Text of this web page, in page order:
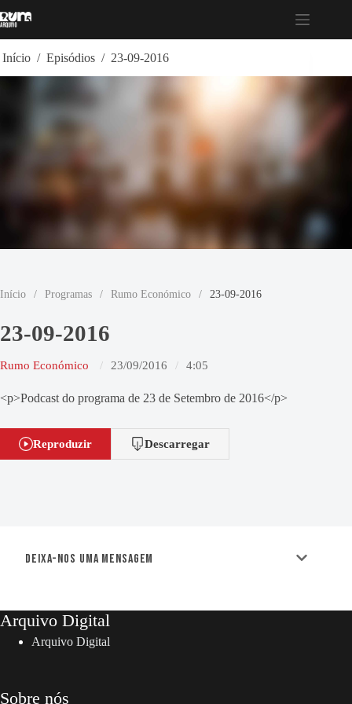
para
Início / Episódios / 23-09-2016
Início / Programas / Rumo Económico / 23-09-2016
23-09-2016
Rumo Económico 23/09/2016 4:05
<p>Podcast do programa de 23 de Setembro de 2016</p>
Reproduzir Descarregar
Deixa-nos uma mensagem
Arquivo Digital
Arquivo Digital
Sobre nós